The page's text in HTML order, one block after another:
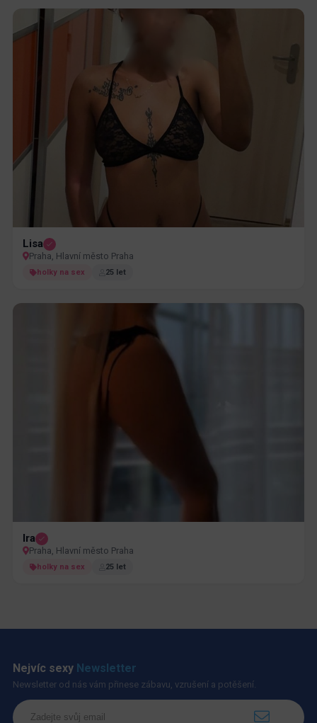
Lisa
Praha, Hlavní město Praha
holky na sex 25 let
Ira
Praha, Hlavní město Praha
holky na sex 25 let
Nejvíc sexy Newsletter
Newsletter od nás vám přinese zábavu, vzrušení a potěšení.